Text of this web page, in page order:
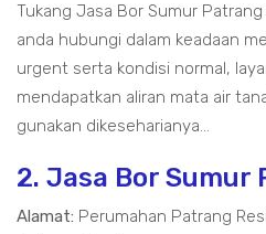
Tukang Jasa Bor Sumur
anda hubungi dalam keadaan
urgent serta kondisi normal,
mendapatkan aliran mata air
gunakan dikeseharianya...
2. Jasa Bor
Alamat: Perumahan Patrang